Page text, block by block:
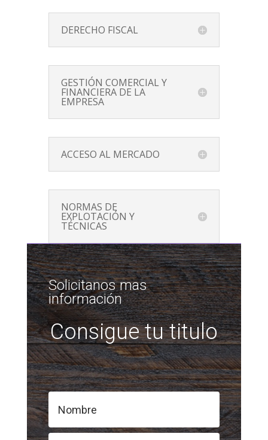
DERECHO FISCAL
GESTIÓN COMERCIAL Y
FINANCIERA DE LA
EMPRESA
ACCESO AL MERCADO
NORMAS DE
EXPLOTACIÓN Y
TÉCNICAS
Solicitanos mas
información
Consigue tu titulo